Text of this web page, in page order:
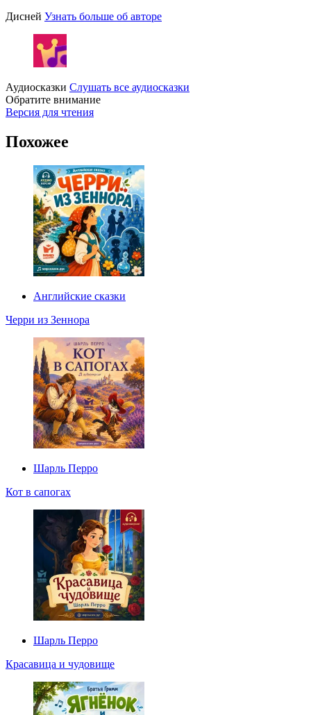
Дисней Узнать больше об авторе
Аудиосказки Слушать все аудиосказки
Обратите внимание
Версия для чтения
Похожее
Английские сказки
Черри из Зеннора
Шарль Перро
Кот в сапогах
Шарль Перро
Красавица и чудовище